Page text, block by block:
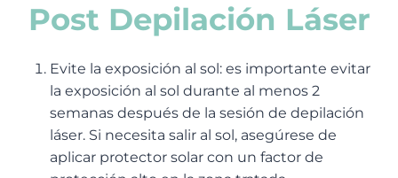
Post Depilación Láser
Evite la exposición al sol: es importante evitar
la exposición al sol durante al menos 2
semanas después de la sesión de depilación
láser. Si necesita salir al sol, asegúrese de
aplicar protector solar con un factor de